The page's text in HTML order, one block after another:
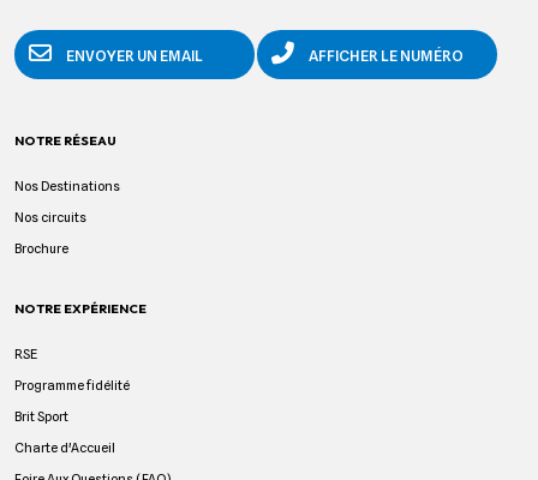
ENVOYER UN EMAIL AFFICHER LE NUMÉRO
NOTRE RÉSEAU
Nos Destinations
Nos circuits
Brochure
NOTRE EXPÉRIENCE
RSE
Programme fidélité
Brit Sport
Charte d'Accueil